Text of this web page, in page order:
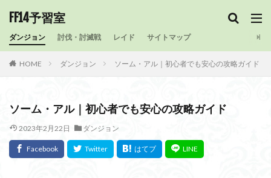
FF14予習室
ダンジョン 討伐・討滅戦 レイド サイトマップ
HOME ダンジョン ソーム・アル｜初心者でも安心の攻略ガイド
ソーム・アル｜初心者でも安心の攻略ガイド
2023年2月22日 ダンジョン